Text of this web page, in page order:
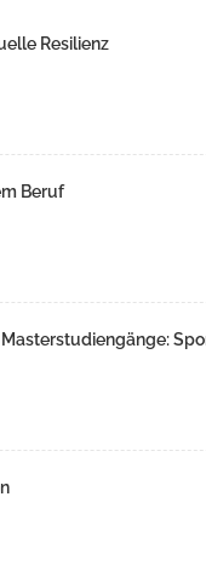
Resilienz
Beruf
Masterstudiengänge: